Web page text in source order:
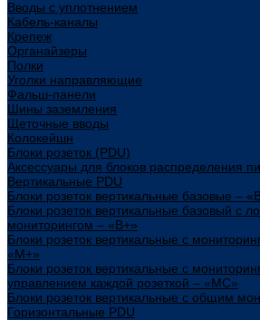
Вводы с уплотнением
Кабель-каналы
Крепеж
Органайзеры
Полки
Уголки направляющие
Фальш-панели
Шины заземления
Щеточные вводы
Колокейшн
Блоки розеток (PDU)
Аксессуары для блоков распределения
Вертикальные PDU
Блоки розеток вертикальные базовые –
Блоки розеток вертикальные базовый с
мониторингом – «В+»
Блоки розеток вертикальные с
«М+»
Блоки розеток вертикальные с
управлением каждой розеткой – «МС»
Блоки розеток вертикальные с общим
Горизонтальные PDU